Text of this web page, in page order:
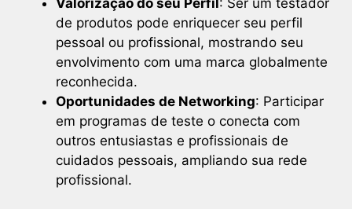
de produtos pode enriquecer seu perfil
pessoal ou profissional, mostrando seu
envolvimento com uma marca globalmente
reconhecida.
Oportunidades de Networking: Participar
em programas de teste o conecta com
outros entusiastas e profissionais de
cuidados pessoais, ampliando sua rede
profissional.